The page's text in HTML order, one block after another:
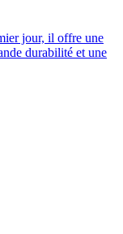
jour, il offre une
durabilité et une